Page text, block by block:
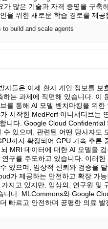
많은 기술과 자격 증명을 구축
을 위한 새로운 학습 경로를 제공
build and scale agents
들은 이제 환자 개인 정보를 보
는 과제에 직면해 있습니다. 이
를 통해 AI 모델 벤치마킹을 위한
시작한 MedPerf 이니셔티브는
니다. Google Cloud Confidential
있으며, 관련된 어떤 당사자도
까지 확장되어 GPU 가속 추론
MRI 데이터에 대한 AI 모델을
구를 주도하고 있습니다. 이러
있으며, 임상적 신뢰와 검증을
가 제공하는 안전하고 확장 가
지고 있지만, 임상의, 연구원 및
다. MLCommons와 Google
빠르고 안전하며 공평한 의료